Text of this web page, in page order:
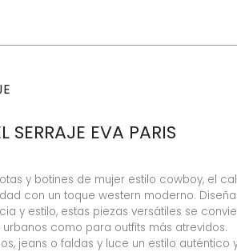
SERRAJE EVA PARIS
y botines de mujer estilo cowboy, el
con un toque western moderno.
y estilo, estas piezas versátiles se
como para outfits más atrevidos.
jeans o faldas y luce un estilo auténtico